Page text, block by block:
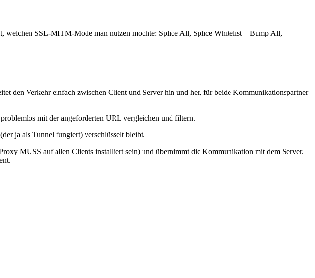
welchen SSL-MITM-Mode man nutzen möchte: Splice All, Splice Whitelist – Bump All,
den Verkehr einfach zwischen Client und Server hin und her, für beide Kommunikationspartner
mit der angeforderten URL vergleichen und filtern.
ja als Tunnel fungiert) verschlüsselt bleibt.
MUSS auf allen Clients installiert sein) und übernimmt die Kommunikation mit dem Server.